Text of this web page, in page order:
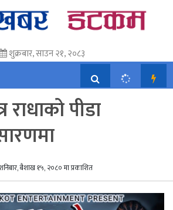
शुक्रबार, साउन २१, २०८३
पीडा
बैशाख १५, २०८० मा प्रकाशित